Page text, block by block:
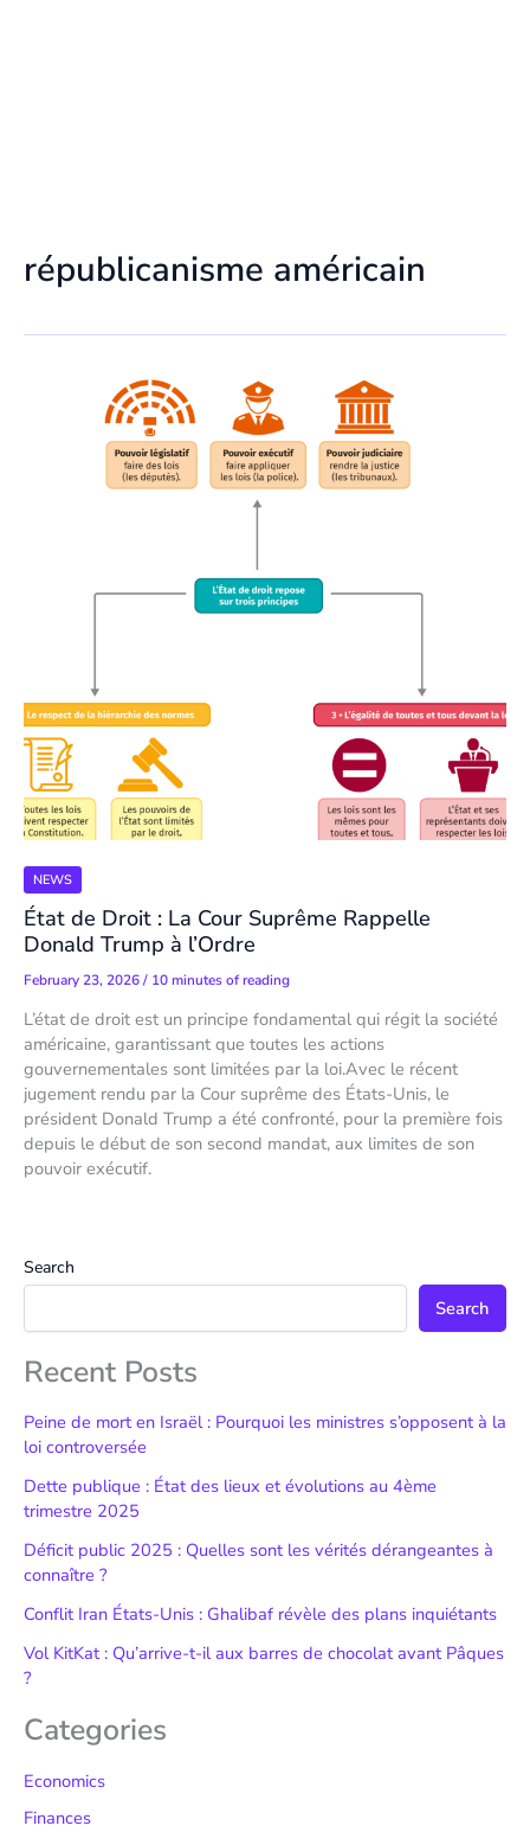
républicanisme américain
NEWS
État de Droit : La Cour Suprême Rappelle
Donald Trump à l’Ordre
February 23, 2026/ 10 minutes of reading
L’état de droit est un principe fondamental qui régit la société
américaine, garantissant que toutes les actions
gouvernementales sont limitées par la loi.Avec le récent
jugement rendu par la Cour suprême des États-Unis, le
président Donald Trump a été confronté, pour la première fois
depuis le début de son second mandat, aux limites de son
pouvoir exécutif.
Search
Search
Recent Posts
Peine de mort en Israël : Pourquoi les ministres s’opposent à la
loi controversée
Dette publique : État des lieux et évolutions au 4ème
trimestre 2025
Déficit public 2025 : Quelles sont les vérités dérangeantes à
connaître ?
Conflit Iran États-Unis : Ghalibaf révèle des plans inquiétants
Vol KitKat : Qu’arrive-t-il aux barres de chocolat avant Pâques
?
Categories
Economics
Finances